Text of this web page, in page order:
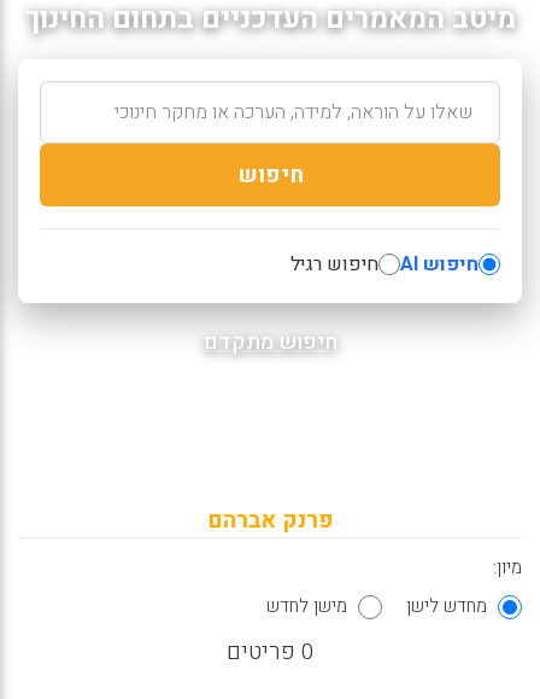
מיטב המאמרים העדכניים בתחום החינוך
חיפוש
חיפוש AI חיפוש רגיל
חיפוש מתקדם
פרנק אברהם
מיון:
מחדש לישן
מישן לחדש
0 פריטים